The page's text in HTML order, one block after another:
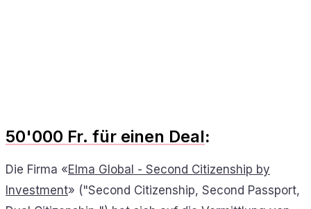
50'000 Fr. für einen Deal:
Die Firma «Elma Global - Second Citizenship by
Investment» ("Second Citizenship, Second Passport,